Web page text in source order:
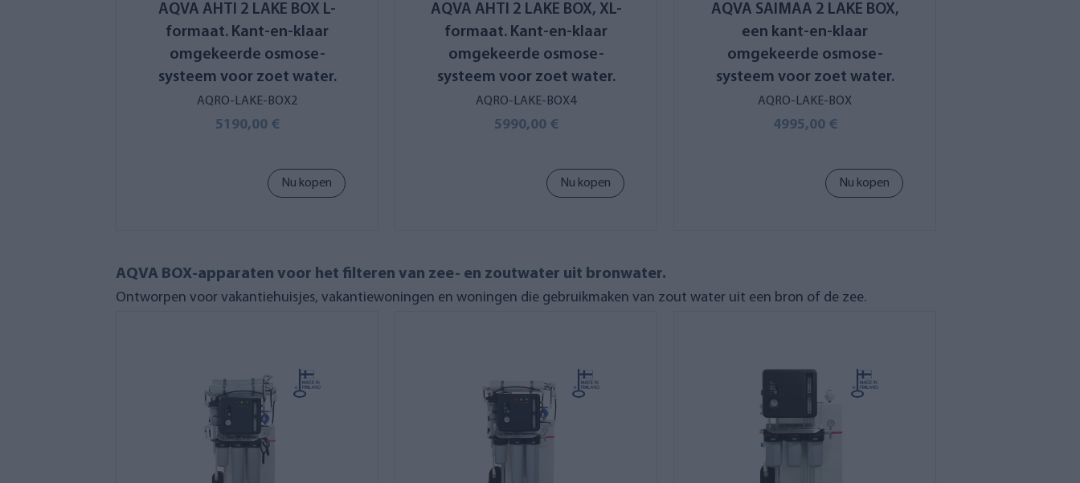
AQVA AHTI 2 LAKE BOX L-
formaat. Kant-en-klaar
omgekeerde osmose-
systeem voor zoet water.
AQRO-LAKE-BOX2
5190,00 €
Nu kopen
AQVA AHTI 2 LAKE BOX, XL-
formaat. Kant-en-klaar
omgekeerde osmose-
systeem voor zoet water.
AQRO-LAKE-BOX4
5990,00 €
Nu kopen
AQVA SAIMAA 2 LAKE BOX,
een kant-en-klaar
omgekeerde osmose-
systeem voor zoet water.
AQRO-LAKE-BOX
4995,00 €
Nu kopen
AQVA BOX-apparaten voor het filteren van zee- en zoutwater uit bronwater.
Ontworpen voor vakantiehuisjes, vakantiewoningen en woningen die gebruikmaken van zout water uit een bron of de zee.